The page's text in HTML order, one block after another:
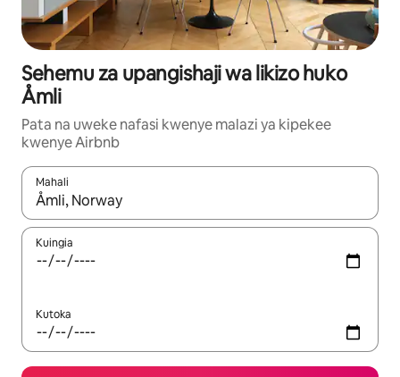
Sehemu za upangishaji wa likizo huko
Åmli
Pata na uweke nafasi kwenye malazi ya kipekee
kwenye Airbnb
Mahali
Wakati matokeo yanapatikana, vinjari kwa kutumia vitufe vya
Kuingia
Kutoka